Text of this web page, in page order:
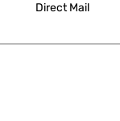
Direct Mail